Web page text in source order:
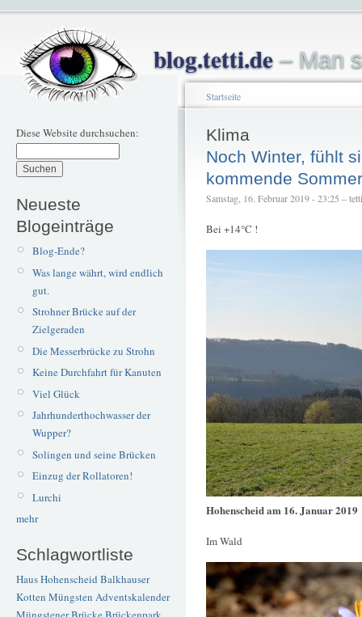
blog.tetti.de– Man
Diese Website durchsuchen:
Neueste
Blogeinträge
Blog-Ende?
Was lange währt, wird endlich
gut.
Strohner Brücke auf der
Zielgeraden
Die Messerbrücke zu Strohn
Keine Durchfahrt für Kanuten
Viel Glück
Jahrhunderthochwasser der
Wupper?
Solingen und seine Brücken
Einzug der Rollatoren!
Lurchi
mehr
Schlagwortliste
Haus Hohenscheid Balkhauser
Kotten Müngsten Adventskalender
Startseite
Klima
Noch Winter, fühlt
kommende Sommer
Samstag, 16. Februar 2019 - 23:25 – tetti
Bei +14°C !
Hohenscheid am 16. Januar 2019
Im Wald